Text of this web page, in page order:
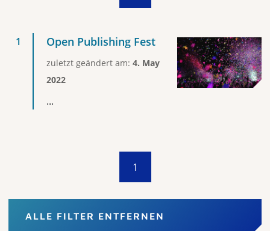
Open Publishing Fest
zuletzt geändert am: 4. May
2022
...
1
ALLE FILTER ENTFERNEN